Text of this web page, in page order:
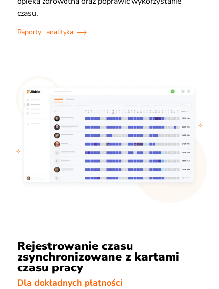
czasu.
Raporty i analityka
Rejestrowanie czasu
zsynchronizowane z kartami
czasu pracy
Dla dokładnych płatności